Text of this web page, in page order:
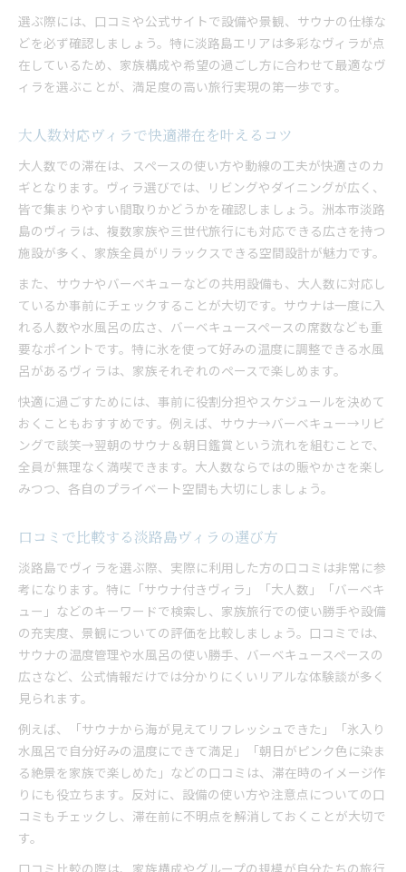
選ぶ際には、口コミや公式サイトで設備や景観、サウナの仕様な
どを必ず確認しましょう。特に淡路島エリアは多彩なヴィラが点
在しているため、家族構成や希望の過ごし方に合わせて最適なヴ
ィラを選ぶことが、満足度の高い旅行実現の第一歩です。
大人数対応ヴィラで快適滞在を叶えるコツ
大人数での滞在は、スペースの使い方や動線の工夫が快適さのカ
ギとなります。ヴィラ選びでは、リビングやダイニングが広く、
皆で集まりやすい間取りかどうかを確認しましょう。洲本市淡路
島のヴィラは、複数家族や三世代旅行にも対応できる広さを持つ
施設が多く、家族全員がリラックスできる空間設計が魅力です。
また、サウナやバーベキューなどの共用設備も、大人数に対応し
ているか事前にチェックすることが大切です。サウナは一度に入
れる人数や水風呂の広さ、バーベキュースペースの席数なども重
要なポイントです。特に氷を使って好みの温度に調整できる水風
呂があるヴィラは、家族それぞれのペースで楽しめます。
快適に過ごすためには、事前に役割分担やスケジュールを決めて
おくこともおすすめです。例えば、サウナ→バーベキュー→リビ
ングで談笑→翌朝のサウナ＆朝日鑑賞という流れを組むことで、
全員が無理なく満喫できます。大人数ならではの賑やかさを楽し
みつつ、各自のプライベート空間も大切にしましょう。
口コミで比較する淡路島ヴィラの選び方
淡路島でヴィラを選ぶ際、実際に利用した方の口コミは非常に参
考になります。特に「サウナ付きヴィラ」「大人数」「バーベキ
ュー」などのキーワードで検索し、家族旅行での使い勝手や設備
の充実度、景観についての評価を比較しましょう。口コミでは、
サウナの温度管理や水風呂の使い勝手、バーベキュースペースの
広さなど、公式情報だけでは分かりにくいリアルな体験談が多く
見られます。
例えば、「サウナから海が見えてリフレッシュできた」「氷入り
水風呂で自分好みの温度にできて満足」「朝日がピンク色に染ま
る絶景を家族で楽しめた」などの口コミは、滞在時のイメージ作
りにも役立ちます。反対に、設備の使い方や注意点についての口
コミもチェックし、滞在前に不明点を解消しておくことが大切で
す。
口コミ比較の際は、家族構成やグループの規模が自分たちの旅行